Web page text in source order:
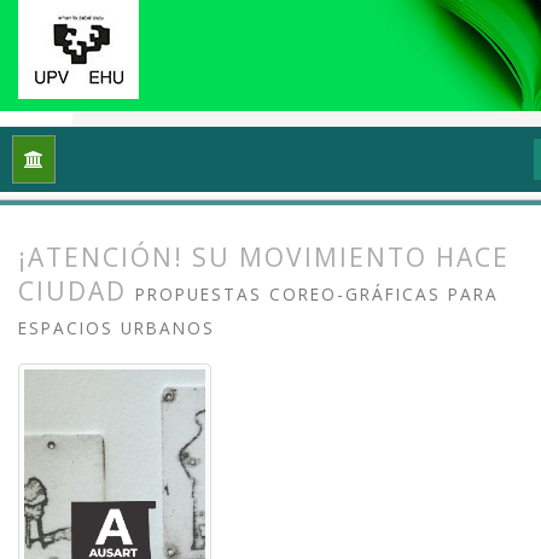
Inicio Vol. 11 Núm. 1 (2023): Grafika: Prácticas y
¡ATENCIÓN! SU MOVIMIENTO HACE
CIUDAD PROPUESTAS COREO-GRÁFICAS PARA
ESPACIOS URBANOS